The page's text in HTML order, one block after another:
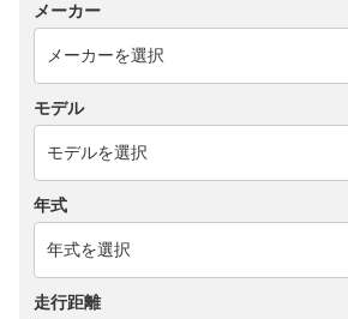
メーカー
モデル
年式
走行距離